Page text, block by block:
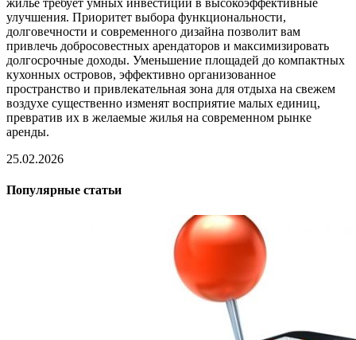
жилье требует умных инвестиций в высокоэффективные
улучшения. Приоритет выбора функциональности,
долговечности и современного дизайна позволит вам
привлечь добросовестных арендаторов и максимизировать
долгосрочные доходы. Уменьшение площадей до компактных
кухонных островов, эффективно организованное
пространство и привлекательная зона для отдыха на свежем
воздухе существенно изменят восприятие малых единиц,
превратив их в желаемые жилья на современном рынке
аренды.
25.02.2026
Популярные статьи